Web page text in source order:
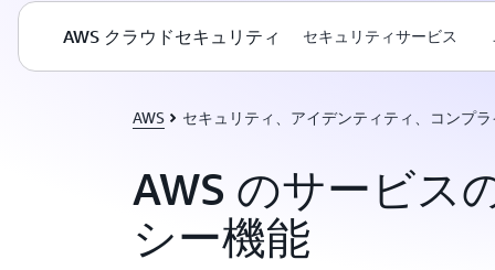
AWS クラウドセキュリティ セキュリティサービス
AWS セキュリティ、アイデンティティ、コンプ
AWS のサービス
シー機能